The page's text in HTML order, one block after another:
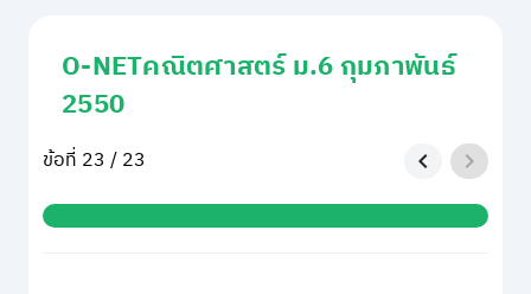
O-NETคณิตศาสตร์ ม.6 กุมภาพันธ์
2550
ข้อที่ 23 / 23